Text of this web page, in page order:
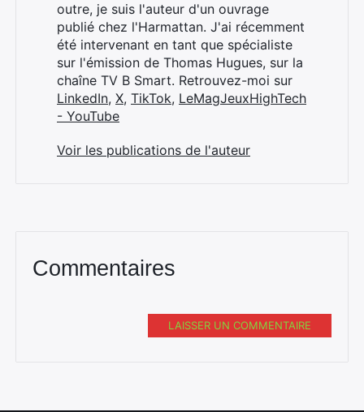
outre, je suis l'auteur d'un ouvrage
publié chez l'Harmattan. J'ai récemment
été intervenant en tant que spécialiste
sur l'émission de Thomas Hugues, sur la
chaîne TV B Smart. Retrouvez-moi sur
LinkedIn, X, TikTok, LeMagJeuxHighTech
- YouTube
Voir les publications de l'auteur
Commentaires
LAISSER UN COMMENTAIRE